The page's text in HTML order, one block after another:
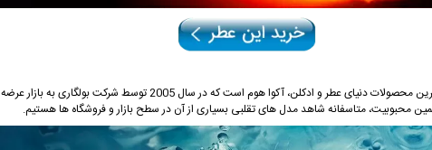
بدون شک یکی از محبوب ترین و به یاد ماندنی ترین محصولات دنیای عطر و ادکلن، آکوا
محبوبیت، متاسفانه شاهد مدل های تقلبی بسیاری از آن در سطح بازار و فروشگاه ها هستیم.